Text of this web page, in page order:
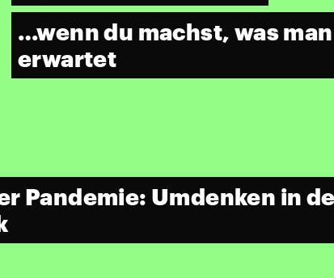
…wenn du machst, was
erwartet
Pandemie: Umdenken in